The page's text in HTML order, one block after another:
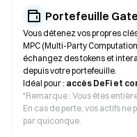
Portefeuille
Vous détenez vos propres
MPC (Multi-Party
échangez des tokens et
depuis votre portefeuille.
Idéal pour : accès DeFi et
*Remarque : Vous êtes
En cas de perte, vos actifs ne
par quiconque.